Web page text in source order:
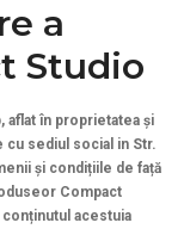
a
Studio
în proprietatea și
cu sediul social in Str.
și condițiile de față
Compact
acestuia